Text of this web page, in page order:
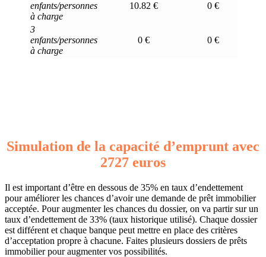
enfants/personnes
à charge
10.82 € 0 €
3
enfants/personnes
à charge
0 € 0 €
Simulation de la capacité d’emprunt avec
2727 euros
Il est important d’être en dessous de 35% en taux d’endettement
pour améliorer les chances d’avoir une demande de prêt immobilier
acceptée. Pour augmenter les chances du dossier, on va partir sur un
taux d’endettement de 33% (taux historique utilisé). Chaque dossier
est différent et chaque banque peut mettre en place des critères
d’acceptation propre à chacune. Faites plusieurs dossiers de prêts
immobilier pour augmenter vos possibilités.